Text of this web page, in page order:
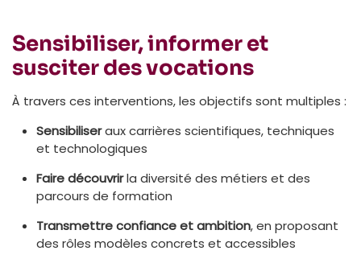
Sensibiliser, informer et
susciter des vocations
À travers ces interventions, les objectifs sont multiples :
Sensibiliseraux carrières scientifiques, techniques
et technologiques
Faire découvrirla diversité des métiers et des
parcours de formation
Transmettre confiance et ambition, en proposant
des rôles modèles concrets et accessibles